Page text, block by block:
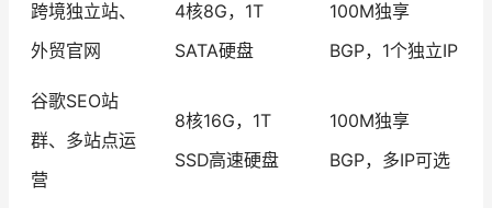
跨境独立站、
外贸官网
4核8G，1T
SATA硬盘
100M独享
BGP，1个独立IP
谷歌SEO站
群、多站点运
营
8核16G，1T
SSD高速硬盘
100M独享
BGP，多IP可选